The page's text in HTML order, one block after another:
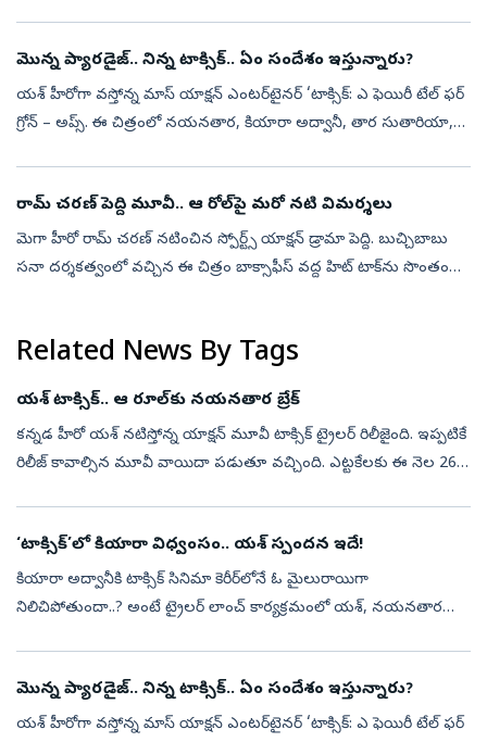
మొన్న ప్యారడైజ్.. నిన్న టాక్సిక్.. ఏం సందేశం ఇస్తున్నారు?
యశ్ హీరోగా వస్తోన్న మాస్ యాక్షన్‌ ఎంటర్‌టైనర్‌ ‘టాక్సిక్‌: ఎ ఫెయిరీ టేల్‌ ఫర్‌
గ్రోన్‌ – అప్స్‌. ఈ చిత్రంలో నయనతార, కియారా అద్వానీ, తార సుతారియా,
రామ్ చరణ్ పెద్ది మూవీ.. ఆ రోల్‌పై మరో నటి విమర్శలు
మెగా హీరో రామ్ చరణ్‌ నటించిన స్పోర్ట్స్ యాక్షన్ డ్రామా పెద్ది. బుచ్చిబాబు
సనా దర్శకత్వంలో వచ్చిన ఈ చిత్రం బాక్సాఫీస్ వద్ద హిట్ టాక్‌ను సొంతం
Related News By Tags
యశ్ టాక్సిక్.. ఆ రూల్‌కు నయనతార బ్రేక్
కన్నడ హీరో యశ్ నటిస్తోన్న యాక్షన్‌ మూవీ టాక్సిక్ ట్రైలర్ రిలీజైంది. ఇప్పటికే
రిలీజ్ కావాల్సిన మూవీ వాయిదా పడుతూ వచ్చింది. ఎట్టకేలకు ఈ నెల 26న
‘టాక్సిక్‌’లో కియారా విధ్వంసం.. యశ్‌ స్పందన ఇదే!
కియారా అద్వానీకి టాక్సిక్‌ సినిమా కెరీర్‌లోనే ఓ మైలురాయిగా
నిలిచిపోతుందా..? అంటే ట్రైలర్‌ లాంచ్‌ కార్యక్రమంలో యశ్‌, నయనతార
మొన్న ప్యారడైజ్.. నిన్న టాక్సిక్.. ఏం సందేశం ఇస్తున్నారు?
యశ్ హీరోగా వస్తోన్న మాస్ యాక్షన్‌ ఎంటర్‌టైనర్‌ ‘టాక్సిక్‌: ఎ ఫెయిరీ టేల్‌ ఫర్‌